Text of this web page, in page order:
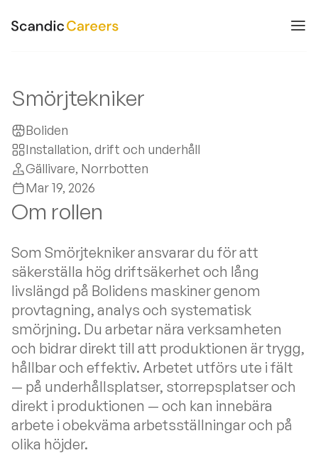
Smörjtekniker
Boliden
Installation, drift och underhåll
Gällivare, Norrbotten
Mar 19, 2026
Om rollen
Som Smörjtekniker ansvarar du för att
säkerställa hög driftsäkerhet och lång
livslängd på Bolidens maskiner genom
provtagning, analys och systematisk
smörjning. Du arbetar nära verksamheten
och bidrar direkt till att produktionen är trygg,
hållbar och effektiv. Arbetet utförs ute i fält
— på underhållsplatser, storrepsplatser och
direkt i produktionen — och kan innebära
arbete i obekväma arbetsställningar och på
olika höjder.